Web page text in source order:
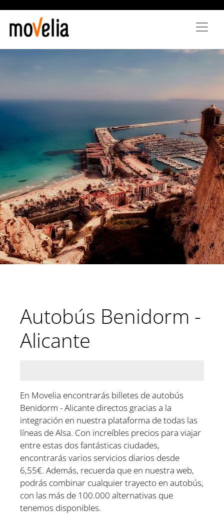
Autobús Benidorm -
Alicante
En Movelia encontrarás billetes de autobús
Benidorm - Alicante directos gracias a la
integración en nuestra plataforma de todas las
líneas de Alsa. Con increíbles precios para viajar
entre estas dos fantásticas ciudades,
encontrarás varios servicios diarios desde
6,55€. Además, recuerda que en nuestra web,
podrás combinar cualquier trayecto en autobús,
con las más de 100.000 alternativas que
tenemos disponibles.